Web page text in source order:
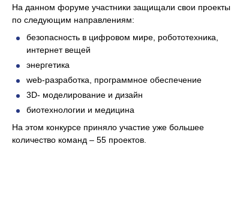
На данном форуме участники защищали свои проекты
по следующим направлениям:
безопасность в цифровом мире, робототехника,
интернет вещей
энергетика
web-разработка, программное обеспечение
3D- моделирование и дизайн
биотехнологии и медицина
На этом конкурсе приняло участие уже большее
количество команд – 55 проектов.